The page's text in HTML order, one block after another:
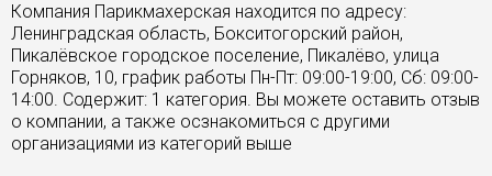
Компания Парикмахерская находится по адресу:
Ленинградская область, Бокситогорский район,
Пикалёвское городское поселение, Пикалёво, улица
Горняков, 10, график работы Пн-Пт: 09:00-19:00, Сб: 09:00-
14:00. Содержит: 1 категория. Вы можете оставить отзыв
о компании, а также осзнакомиться с другими
организациями из категорий выше